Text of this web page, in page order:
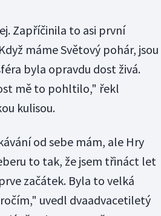
Zapříčinila to asi první
máme Světový pohár, jsou
byla opravdu dost živá.
mě to pohltilo," řekl
kulisou.
od sebe mám, ale Hry
to tak, že jsem třináct let
začátek. Byla to velká
uvedl dvaadvacetiletý